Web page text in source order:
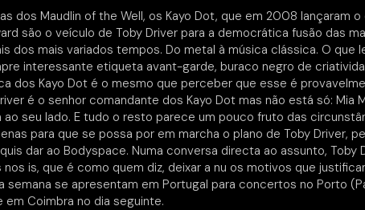
dos Maudlin of the Well, os Kayo Dot, que em 2008 lançaram
são o veículo de Toby Driver para a democrática fusão das
dos mais variados tempos. Do metal à música clássica. O que
interessante etiqueta avant-garde, buraco negro de
dos Kayo Dot é o mesmo que perceber que esse é
é o senhor comandante dos Kayo Dot mas não está só: Mia
ao seu lado. E tudo o resto parece um pouco fruto das
para que se possa por em marcha o plano de Toby Driver,
dar ao Bodyspace. Numa conversa directa ao assunto, Toby
is, que é como quem diz, deixar a nu os motivos que
semana se apresentam em Portugal para concertos no Porto
em Coimbra no dia seguinte.